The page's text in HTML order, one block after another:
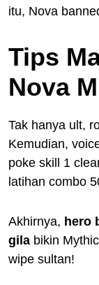
itu, Nova
Tips
Nova
Tak hanya ult,
Kemudian,
poke skill 1
latihan combo
Akhirnya, hero
gila bikin
wipe sultan!